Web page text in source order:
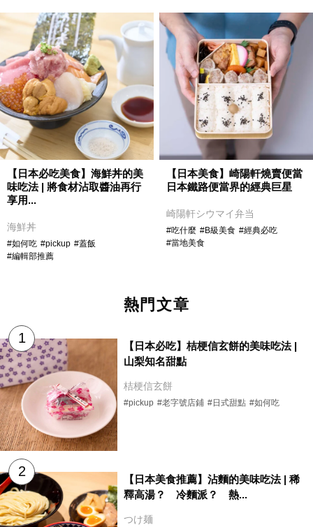
【日本必吃美食】海鮮丼的美
味吃法 | 將食材沾取醬油再行
享用...
海鮮丼
#如何吃 #pickup #蓋飯
#編輯部推薦
【日本美食】崎陽軒燒賣便當
日本鐵路便當界的經典巨星
崎陽軒シウマイ弁当
#吃什麼 #B級美食 #經典必吃
#當地美食
熱門文章
【日本必吃】桔梗信玄餅的美味吃法 |
山梨知名甜點
桔梗信玄餅
#pickup #老字號店鋪 #日式甜點 #如何吃
【日本美食推薦】沾麵的美味吃法 | 稀
釋高湯？ 冷麵派？ 熱...
つけ麺